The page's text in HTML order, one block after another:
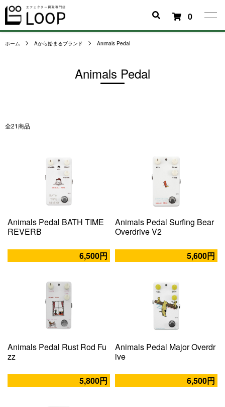
0
ホーム Aから始まるブランド Animals Pedal
Animals Pedal
全21商品
Animals Pedal BATH TIME
REVERB
6,500円
Animals Pedal Surfing Bear
Overdrive V2
5,600円
Animals Pedal Rust Rod Fu
zz
5,800円
Animals Pedal Major Overdr
ive
6,500円